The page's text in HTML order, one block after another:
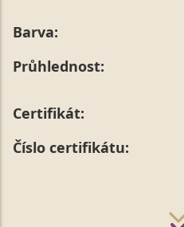
Barva:
Průhlednost:
Certifikát:
Číslo certifikátu: